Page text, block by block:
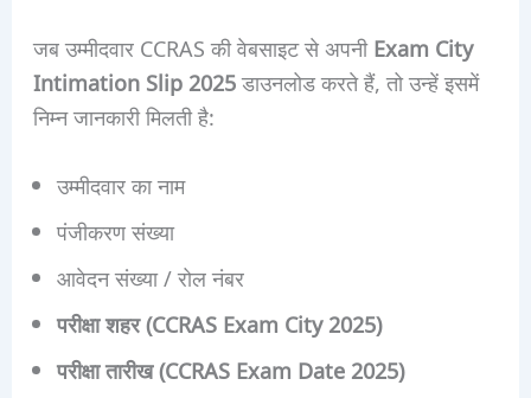
जब उम्मीदवार CCRAS की वेबसाइट से अपनीExam City
Intimation Slip 2025डाउनलोड करते हैं, तो उन्हें इसमें
निम्न जानकारी मिलती है:
उम्मीदवार का नाम
पंजीकरण संख्या
आवेदन संख्या / रोल नंबर
परीक्षा शहर (CCRAS Exam City 2025)
परीक्षा तारीख (CCRAS Exam Date 2025)